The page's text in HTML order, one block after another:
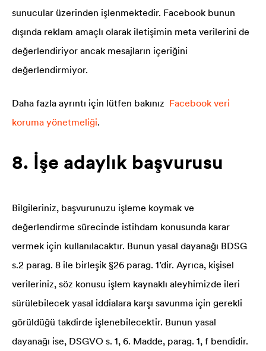
sunucular üzerinden işlenmektedir. Facebook bunun
dışında reklam amaçlı olarak iletişimin meta verilerini de
değerlendiriyor ancak mesajların içeriğini
değerlendirmiyor.
Daha fazla ayrıntı için lütfen bakınız Facebook veri
koruma yönetmeliği.
8. İşe adaylık başvurusu
Bilgileriniz, başvurunuzu işleme koymak ve
değerlendirme sürecinde istihdam konusunda karar
vermek için kullanılacaktır. Bunun yasal dayanağı BDSG
s.2 parag. 8 ile birleşik §26 parag. 1’dir. Ayrıca, kişisel
verileriniz, söz konusu işlem kaynaklı aleyhimizde ileri
sürülebilecek yasal iddialara karşı savunma için gerekli
görüldüğü takdirde işlenebilecektir. Bunun yasal
dayanağı ise, DSGVO s. 1, 6. Madde, parag. 1, f bendidir.